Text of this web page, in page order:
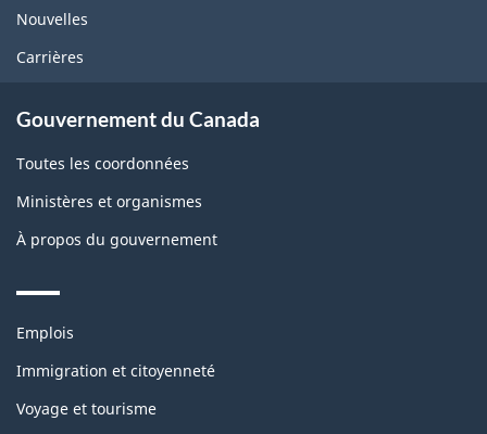
Nouvelles
Carrières
Gouvernement du Canada
Toutes les coordonnées
Ministères et organismes
À propos du gouvernement
Themes
topics
Emplois
Immigration et citoyenneté
Voyage et tourisme